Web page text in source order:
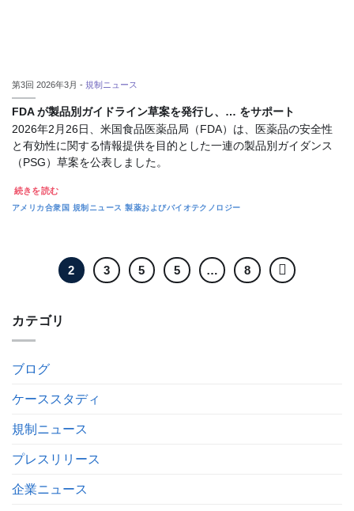
カテゴリ
ブログ
ケーススタディ
規制ニュース
プレスリリース
企業ニュース
第3回 2026年3月 - 規制ニュース
FDA が製品別ガイドライン草案を発行し、… をサポート
2026年2月26日、米国食品医薬品局（FDA）は、医薬品の安全性
と有効性に関する情報提供を目的とした一連の製品別ガイダンス
（PSG）草案を公表しました。
続きを読む
アメリカ合衆国 規制ニュース 製薬およびバイオテクノロジー
2 3 5 5 … 8